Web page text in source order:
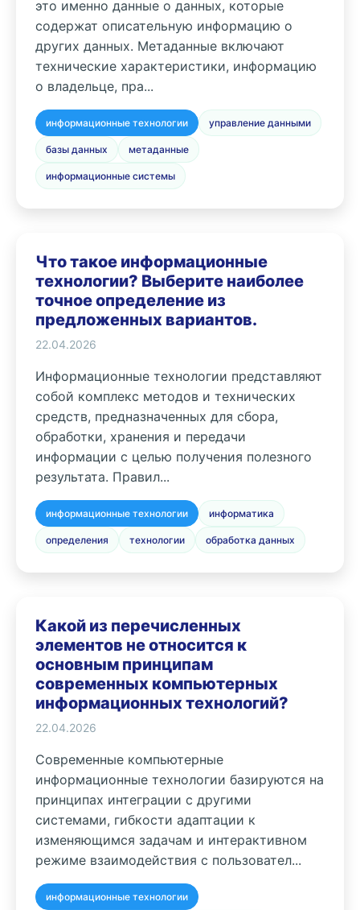
это именно данные о данных, которые
содержат описательную информацию о
других данных. Метаданные включают
технические характеристики, информацию
о владельце, пра...
информационные технологии управление данными
базы данных метаданные
информационные системы
Что такое информационные
технологии? Выберите наиболее
точное определение из
предложенных вариантов.
22.04.2026
Информационные технологии представляют
собой комплекс методов и технических
средств, предназначенных для сбора,
обработки, хранения и передачи
информации с целью получения полезного
результата. Правил...
информационные технологии информатика
определения технологии обработка данных
Какой из перечисленных
элементов не относится к
основным принципам
современных компьютерных
информационных технологий?
22.04.2026
Современные компьютерные
информационные технологии базируются на
принципах интеграции с другими
системами, гибкости адаптации к
изменяющимся задачам и интерактивном
режиме взаимодействия с пользовател...
информационные технологии